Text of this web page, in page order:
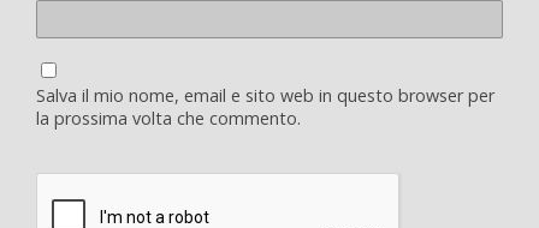
Salva il mio nome, email e sito web in questo browser per
la prossima volta che commento.